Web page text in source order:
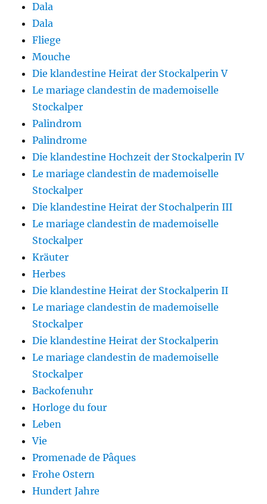
Dala
Dala
Fliege
Mouche
Die klandestine Heirat der Stockalperin V
Le mariage clandestin de mademoiselle
Stockalper
Palindrom
Palindrome
Die klandestine Hochzeit der Stockalperin IV
Le mariage clandestin de mademoiselle
Stockalper
Die klandestine Heirat der Stochalperin III
Le mariage clandestin de mademoiselle
Stockalper
Kräuter
Herbes
Die klandestine Heirat der Stockalperin II
Le mariage clandestin de mademoiselle
Stockalper
Die klandestine Heirat der Stockalperin
Le mariage clandestin de mademoiselle
Stockalper
Backofenuhr
Horloge du four
Leben
Vie
Promenade de Pâques
Frohe Ostern
Hundert Jahre